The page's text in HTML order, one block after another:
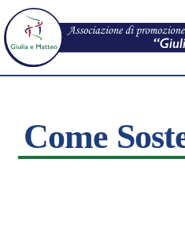
Skip
to
content
Chi Siamo
Come